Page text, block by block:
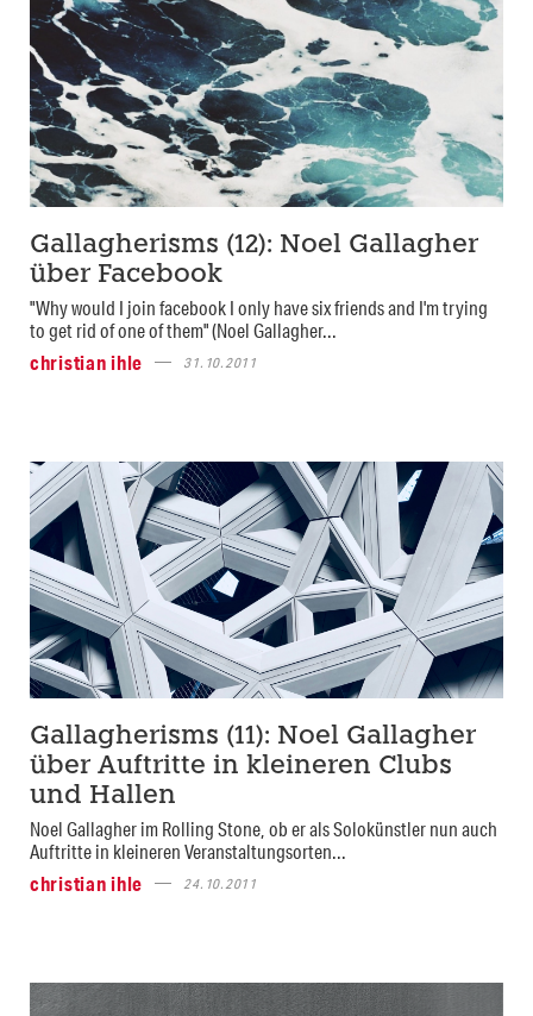
Gallagherisms (12): Noel Gallagher
über Facebook
"Why would I join facebook I only have six friends and I'm trying
to get rid of one of them" (Noel Gallagher...
christian ihle
31.10.2011
Gallagherisms (11): Noel Gallagher
über Auftritte in kleineren Clubs
und Hallen
Noel Gallagher im Rolling Stone, ob er als Solokünstler nun auch
Auftritte in kleineren Veranstaltungsorten...
christian ihle
24.10.2011